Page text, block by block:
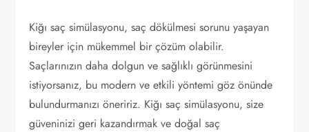
Kiğı saç simülasyonu, saç dökülmesi sorunu yaşayan
bireyler için mükemmel bir çözüm olabilir.
Saçlarınızın daha dolgun ve sağlıklı görünmesini
istiyorsanız, bu modern ve etkili yöntemi göz önünde
bulundurmanızı öneririz. Kiğı saç simülasyonu, size
güveninizi geri kazandırmak ve doğal saç